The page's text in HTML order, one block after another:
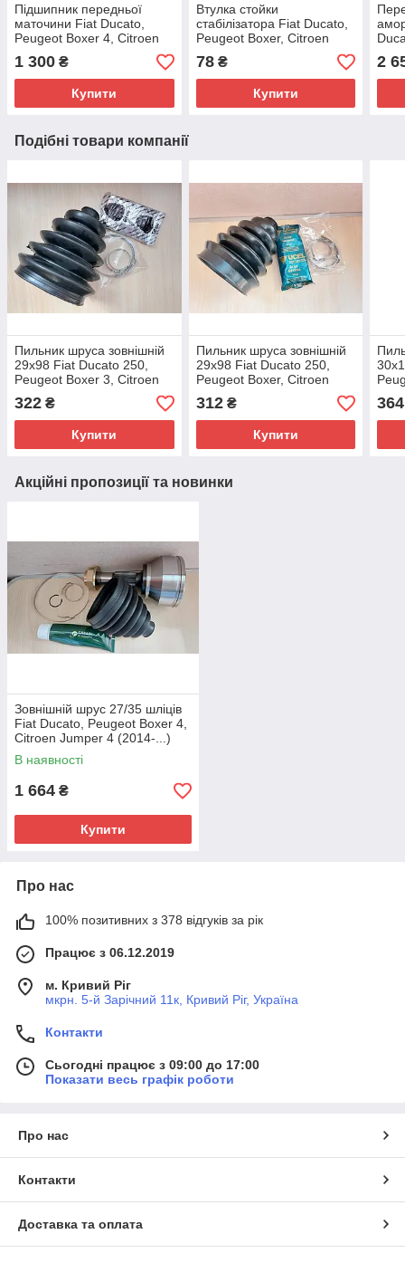
Підшипник передньої
маточини Fiat Ducato,
Peugeot Boxer 4, Citroen
Jumper 4 (14-...),
51745702, 332671
1 300 ₴
Купити
Втулка стойки
стабілізатора Fiat Ducato,
Peugeot Boxer, Citroen
Jumper 4 (2014-...),
1300720080, 509316
78₴
Купити
2
Подібні товари компанії
Пильник шруса зовнішній
29x98 Fiat Ducato 250,
Peugeot Boxer 3, Citroen
71771153, 3293E1
322 ₴
Купити
Пильник шруса зовнішній
29x98 Fiat Ducato 250,
Peugeot Boxer, Citroen
71771153, 3293E1
312₴
Купити
364
Акційні пропозиції та новинки
Зовнішній шрус 27/35 шліців
Fiat Ducato, Peugeot Boxer 4,
Citroen Jumper 4 (2014-...)
2.2/2.3, 46308369
В наявності
1 664 ₴
Купити
Про нас
100% позитивних з 378 відгуків за рік
Працює з 06.12.2019
м. Кривий Ріг
мкрн. 5-й Зарічний 11к, Кривий Ріг, Україна
Контакти
Сьогодні працює з 09:00 до 17:00
Показати весь графік роботи
Про нас
Контакти
Доставка та оплата